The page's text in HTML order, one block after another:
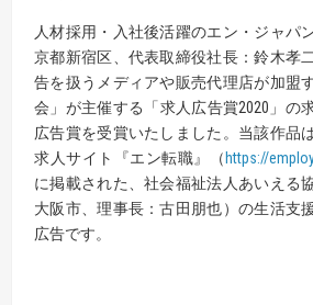
人材採用・入社後活躍のエン・ジャパ
京都新宿区、代表取締役社長：鈴木孝
告を扱うメディアや販売代理店が加盟
会」が主催する「求人広告賞2020」の
広告賞を受賞いたしました。当該作品
求人サイト『エン転職』（https://
に掲載された、社会福祉法人あいえる
大阪市、理事長：古田朋也）の生活支
広告です。